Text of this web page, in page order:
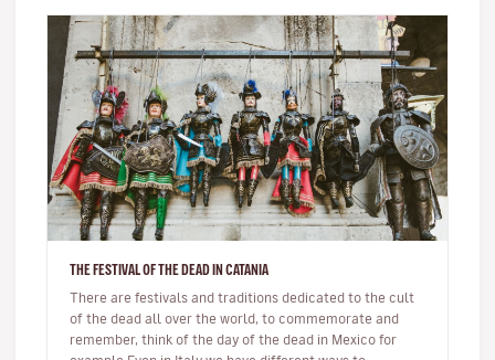
THE FESTIVAL OF THE DEAD IN CATANIA
There are festivals and traditions dedicated to the cult
of the dead all over the world, to commemorate and
remember, think of the day of the dead in Mexico for